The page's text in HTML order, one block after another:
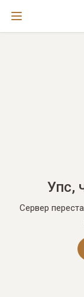
Упс,
Сервер